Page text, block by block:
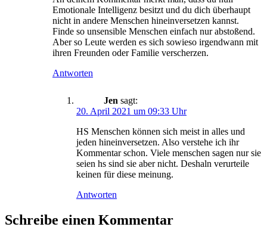
Emotionale Intelligenz besitzt und du dich überhaupt
nicht in andere Menschen hineinversetzen kannst.
Finde so unsensible Menschen einfach nur abstoßend.
Aber so Leute werden es sich sowieso irgendwann mit
ihren Freunden oder Familie verscherzen.
Antworten
Jen sagt:
20. April 2021 um 09:33 Uhr
HS Menschen können sich meist in alles und
jeden hineinversetzen. Also verstehe ich ihr
Kommentar schon. Viele menschen sagen nur sie
seien hs sind sie aber nicht. Deshaln verurteile
keinen für diese meinung.
Antworten
Schreibe einen Kommentar